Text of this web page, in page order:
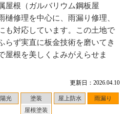
更新日：2026.04.10
光
塗装
屋根塗装
屋上防水 雨漏り
屋根（ガルバリウム鋼板屋
樋修理を中心に、雨漏り修理、
も対応しています。この土地で
らず実直に板金技術を磨いてき
屋根を美しくよみがえらせま